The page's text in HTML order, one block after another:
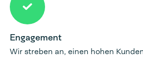
Engagement
Wir streben an, einen hohen